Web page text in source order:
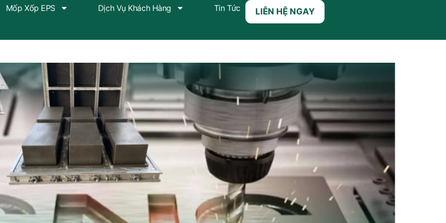
Mốp Xốp EPS Dịch Vụ Khách Hàng Tin Tức LIÊN HỆ NGAY